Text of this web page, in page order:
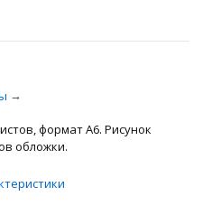
→
формат A6. Рисунок
обложки.